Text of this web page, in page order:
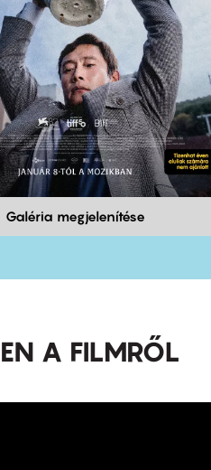
Galéria megjelenítése
A FILMRŐL